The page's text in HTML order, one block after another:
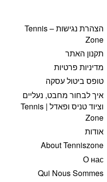
הצהרת נגישות – Tennis
Zone
תקנון האתר
מדיניות פרטיות
טופס ביטול עסקה
איך לבחור מחבט, נעליים
וציוד טניס ופאדל | Tennis
Zone
אודות
About Tenniszone
О нас
Qui Nous Sommes